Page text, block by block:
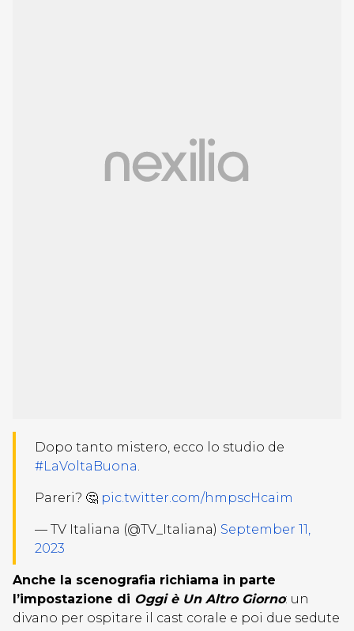
Dopo tanto mistero, ecco lo studio de
#LaVoltaBuona.
Pareri? 🤔 pic.twitter.com/hmpscHcaim
— TV Italiana (@TV_Italiana) September 11,
2023
Anche la scenografia richiama in parte
l’impostazione di Oggi è Un Altro Giorno: un
divano per ospitare il cast corale e poi due sedute